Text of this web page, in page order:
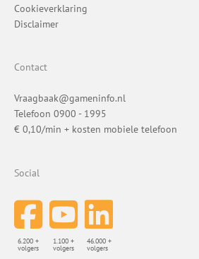
Cookieverklaring
Disclaimer
Contact
Vraagbaak@gameninfo.nl
Telefoon 0900 - 1995
€ 0,10/min + kosten mobiele telefoon
Social
6.200 +
volgers
1.100 +
volgers
46.000 +
volgers